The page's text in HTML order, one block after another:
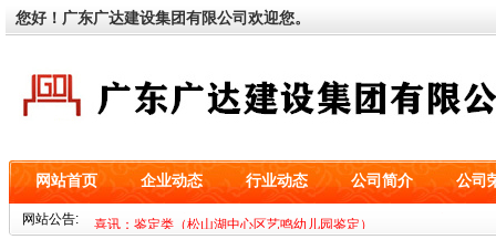
您好！广东广达建设集团有限公司欢迎您。
网站首页 企业动态 行业动态 公司简介 公司
网站公告:
喜讯：基坑类（深圳市海益零二科技有限公司设备基础工程）
喜讯：鉴定类（松山湖中心区艺鸣幼儿园鉴定）